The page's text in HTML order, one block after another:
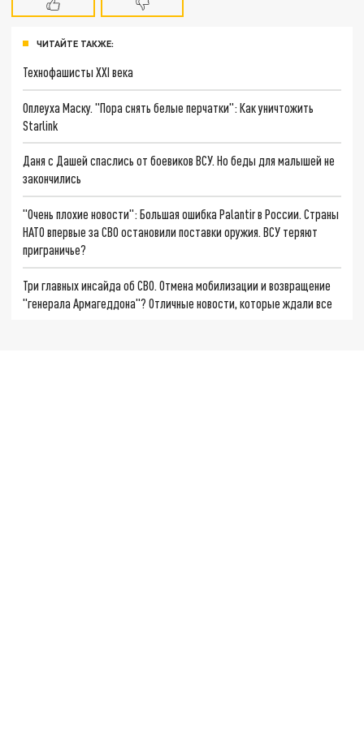
ЧИТАЙТЕ ТАКЖЕ:
Технофашисты XXI века
Оплеуха Маску. "Пора снять белые перчатки": Как уничтожить
Starlink
Даня с Дашей спаслись от боевиков ВСУ. Но беды для малышей не
закончились
"Очень плохие новости": Большая ошибка Palantir в России. Страны
НАТО впервые за СВО остановили поставки оружия. ВСУ теряют
приграничье?
Три главных инсайда об СВО. Отмена мобилизации и возвращение
"генерала Армагеддона"? Отличные новости, которые ждали все